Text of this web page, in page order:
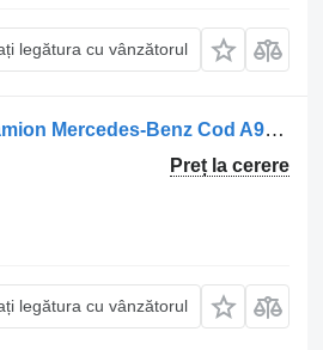
legătura cu vânzătorul
Sisteme de încălzire Incalzitor de Apa A9608304761 pentru camion Mercedes-Benz Cod A9608304761
Preț la cerere
legătura cu vânzătorul